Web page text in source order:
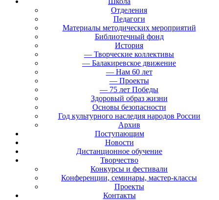
Отделения
Педагоги
Материалы методических мероприятий
Библиотечный фонд
История
— Творческие коллективы
— Балакиревское движение
— Нам 60 лет
— Проекты
— 75 лет Победы
Здоровый образ жизни
Основы безопасности
Год культурного наследия народов России
Архив
Поступающим
Новости
Дистанционное обучение
Творчество
Конкурсы и фестивали
Конференции, семинары, мастер-классы
Проекты
Контакты